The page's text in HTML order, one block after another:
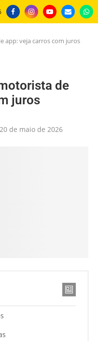
app: veja carros com juros
de
juros
20 de maio de 2026